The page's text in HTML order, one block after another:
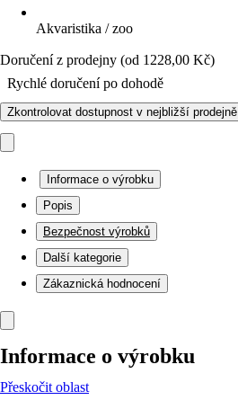
Akvaristika / zoo
Doručení z prodejny (od 1228,00 Kč)
Rychlé doručení po dohodě
Zkontrolovat dostupnost v nejbližší prodejně
Informace o výrobku
Popis
Bezpečnost výrobků
Další kategorie
Zákaznická hodnocení
Informace o výrobku
Přeskočit oblast